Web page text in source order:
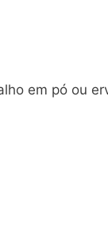
em pó ou